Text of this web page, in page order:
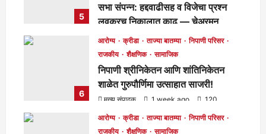
5
सभा संपन्न: हद्दवाढीसह व विजेचा प्रश्न
लवकरच निकालात काढू — चेअरमन
बाळासाहेब जोरापुरे
मुख्य संपादक 6 days ago
6
आरोग्य क्रीडा ताज्या बातम्या
निपाणी परिसर
राजकीय
शैक्षणिक सामाजिक
निपाणी श्रीनिकेतन आणि शांतिनिकेतन
शाळेत गुरुपौर्णिमा उत्साहात साजरी!
मुख्य संपादक 1 week ago 120
आरोग्य क्रीडा ताज्या बातम्या
निपाणी परिसर
राजकीय
शैक्षणिक सामाजिक